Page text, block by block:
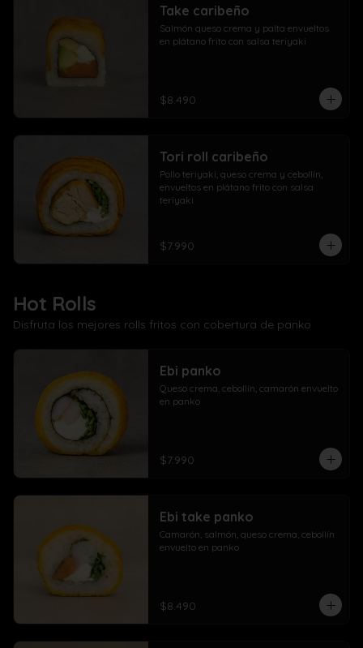
Take caribeño
Salmón queso crema y palta envueltos
en plátano frito con salsa teriyaki
$8.490
Tori roll caribeño
Pollo teriyaki, queso crema y cebollín,
envueltos en plátano frito con salsa
teriyaki
$7.990
Hot Rolls
Disfruta los mejores rolls fritos con cobertura de panko
Ebi panko
Queso crema, cebollín, camarón envuelto
en panko
$7.990
Ebi take panko
Camarón, salmón, queso crema, cebollín
envuelto en panko
$8.490